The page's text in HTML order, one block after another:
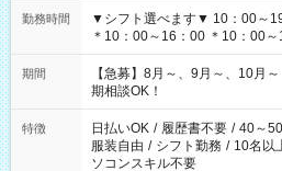
勤務時間
▼シフト選べます▼ 10：00～
＊10：00～16：00 ＊10：00
11：00～19：00 ＊12：00～
期間
【急募】8月～、9月～、10
期相談OK！
特徴 日払いOK / 履歴書不要 / 40～
服装自由 / シフト勤務 / 10名以
ソコンスキル不要